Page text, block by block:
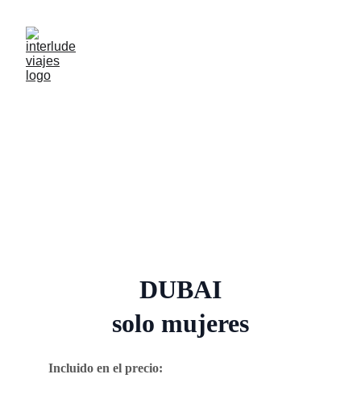
DUBAI
solo mujeres
Incluido en el precio: